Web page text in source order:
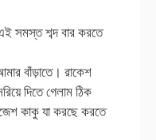
সমস্ত শব্দ বার করতে
বাঁড়াতে। রাকেশ
দিতে গেলাম ঠিক
কাকু যা করছে করতে